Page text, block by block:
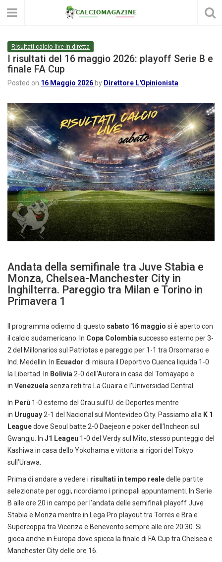
Risultati calcio live in diretta
I risultati del 16 maggio 2026: playoff Serie B e
finale FA Cup
Posted on 16 Maggio 2026 by Direttore L'Opinionista
Andata della semifinale tra Juve Stabia e
Monza, Chelsea-Manchester City in
Inghilterra. Pareggio tra Milan e Torino in
Primavera 1
Il programma odierno di questo sabato 16 maggio si è aperto con
il calcio sudamericano. In Copa Colombia successo esterno per 3-
2 del Millonarios sul Patriotas e pareggio per 1-1 tra Orsomarso e
Ind. Medellin. In Ecuador di misura il Deportivo Cuenca liquida 1-0
la Libertad. In Bolivia 2-0 dell’Aurora in casa del Tomayapo e
in Venezuela senza reti tra La Guaira e l’Universidad Central.
In Perù 1-0 esterno del Grau sull’U. de Deportes mentre
in Uruguay 2-1 del Nacional sul Montevideo City. Passiamo alla K 1
Leaguedove Seoul batte 2-0 Daejeon e poker dell’Incheon sul
Gwangju. In J1 Leageu 1-0 del Verdy sul Mito, stesso punteggio del
Kashiwa in casa dello Yokohama e vittoria ai rigori del Tokyo
sull’Urawa.
Prima di andare a vedere i risultati in tempo realedelle partite
selezionate per oggi, ricordiamo i principali appuntamenti. In Serie
B alle ore 20 in campo per l’andata delle semifinali playoff Juve
Stabia e Monza mentre in Lega Pro playout tra Torres e Bra e
Supercoppa tra Vicenza e Benevento sempre alle ore 20:30. Si
gioca anche in Europa dove spicca la finale di FA Cup tra Chelsea e
Manchester City delle ore 16.